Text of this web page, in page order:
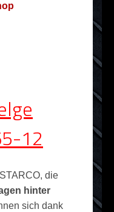
12
die
hinter
sich dank